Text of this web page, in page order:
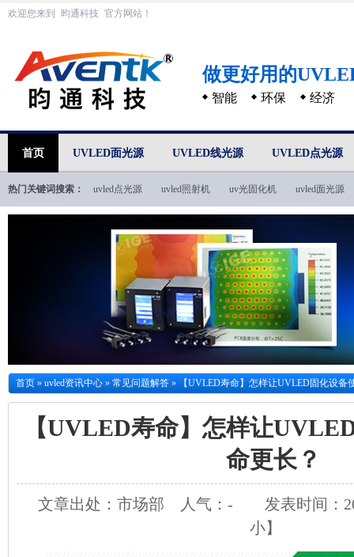
欢迎您来到 昀通科技 官方网站！
做更好用的
智能 环保 经济
首页 UVLED面光源 UVLED线光源 UVLED点光源
uvled技术文档
热门关键词搜索： uvled点光源 uvled照射机 uv光固化机 uvled面光源
首页 » uvled资讯中心 » 常见问题解答 » 【UVLED寿命】怎样让UVLED固化设备
【UVLED寿命】怎样让
命更长？
文章出处：市场部 人气： -
发表时间：
小】